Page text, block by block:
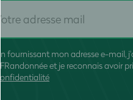
En fournissant mon adresse e-mail,
FFRandonnée et je reconnais avoir
confidentialité